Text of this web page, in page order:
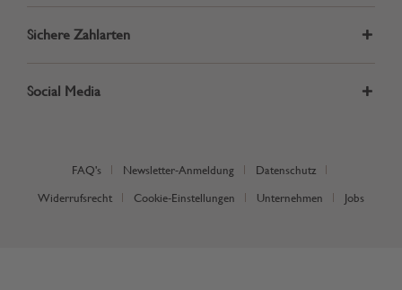
Sichere Zahlarten
Social Media
FAQ's Newsletter-Anmeldung Datenschutz
Widerrufsrecht Cookie-Einstellungen Unternehmen Jobs